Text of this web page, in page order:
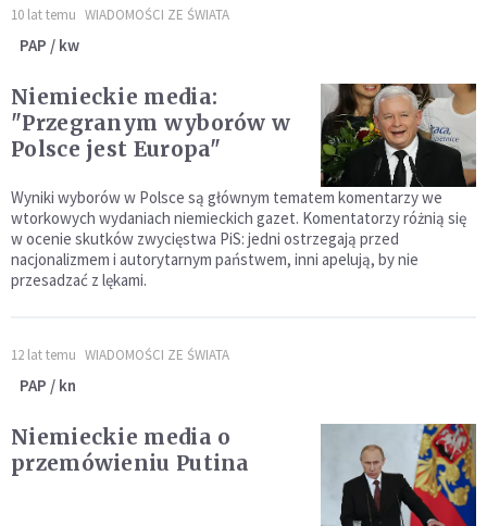
10 lat temu WIADOMOŚCI ZE ŚWIATA
PAP / kw
Niemieckie media:
"Przegranym wyborów w
Polsce jest Europa"
Wyniki wyborów w Polsce są głównym tematem komentarzy we
wtorkowych wydaniach niemieckich gazet. Komentatorzy różnią się
w ocenie skutków zwycięstwa PiS: jedni ostrzegają przed
nacjonalizmem i autorytarnym państwem, inni apelują, by nie
przesadzać z lękami.
12 lat temu WIADOMOŚCI ZE ŚWIATA
PAP / kn
Niemieckie media o
przemówieniu Putina